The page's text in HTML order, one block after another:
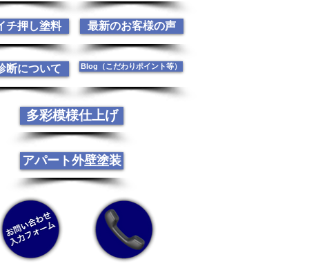
チ押し塗料 最新のお客様の声
断について Blog（こだわりポイント等）
多彩模様仕上げ
アパート外壁塗装